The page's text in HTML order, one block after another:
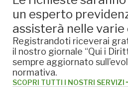
un esperto
assisterà nelle varie
Registrandoti riceverai
il nostro giornale “Qui i
sempre aggiornato
normativa.
SCOPRI TUTTI I NOSTRI SERVIZI